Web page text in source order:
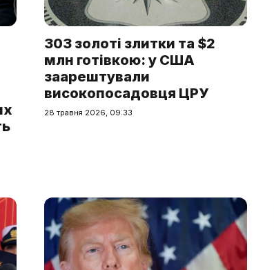
303 золоті злитки та $2
млн готівкою: у США
заарештували
високопосадовця ЦРУ
28 травня 2026, 09:33